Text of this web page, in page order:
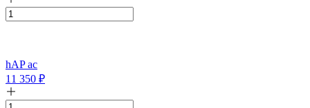
hAP ac
11 350 ₽